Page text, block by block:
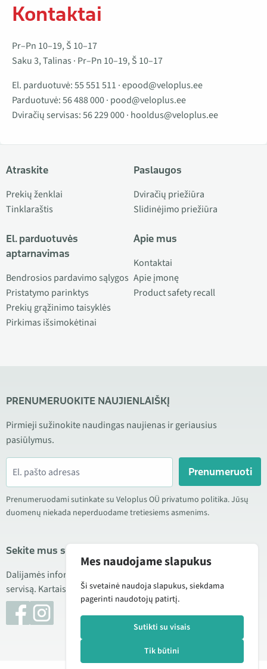
Kontaktai
Pr–Pn 10–19, Š 10–17
Saku 3, Talinas · Pr–Pn 10–19, Š 10–17
El. parduotuvė:55 551 511 ·epood@veloplus.ee
Parduotuvė:56 488 000· pood@veloplus.ee
Dviračių servisas:56 229 000· hooldus@veloplus.ee
Atraskite
Prekių ženklai
Tinklaraštis
El. parduotuvės
aptarnavimas
Bendrosios pardavimo sąlygos
Pristatymo parinktys
Prekių grąžinimo taisyklės
Pirkimas išsimokėtinai
Paslaugos
Dviračių priežiūra
Slidinėjimo priežiūra
Apie mus
Kontaktai
Apie įmonę
Product safety recall
PRENUMERUOKITE NAUJIENLAIŠKĮ
Pirmieji sužinokite naudingas naujienas ir geriausius
pasiūlymus.
Prenumeruoti
Prenumeruodami sutinkate su Veloplus OÜ privatumo politika. Jūsų
duomenų niekada neperduodame tretiesiems asmenims.
Sekite mus socialiniuose tinkluose
Dalijamės informacija apie geras kainas, naujus produktus ir
servisą. Kartais taip pat publikuojame produktų apžvalgas.
Mes naudojame slapukus
Ši svetainė naudoja slapukus, siekdama
pagerinti naudotojų patirtį.
Sutikti su visais
Tik būtini